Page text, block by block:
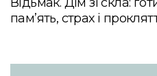
пам’ять, страх і